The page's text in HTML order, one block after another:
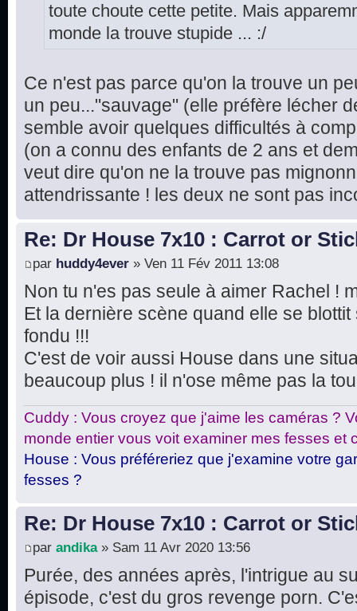
toute choute cette petite. Mais
monde la trouve stupide ... :/
Ce n'est pas parce qu'on la trouve un
un peu..."sauvage" (elle préfère lécher
semble avoir quelques difficultés à
(on a connu des enfants de 2 ans et
veut dire qu'on ne la trouve pas
attendrissante ! les deux ne sont pas
Re: Dr House 7x10 : Carrot or
par huddy4ever » Ven 11 Fév 2011 13:08
Non tu n'es pas seule à aimer Rachel !
Et la dernière scène quand elle se
fondu !!!
C'est de voir aussi House dans une
beaucoup plus ! il n'ose même pas la
Cuddy : Vous croyez que j'aime les caméras ?
monde entier vous voit examiner mes fesses et
House : Vous préféreriez que j'examine votre
fesses ?
Re: Dr House 7x10 : Carrot or
par andika» Sam 11 Avr 2020 13:56
Purée, des années après, l'intrigue au
épisode, c'est du gros revenge porn.